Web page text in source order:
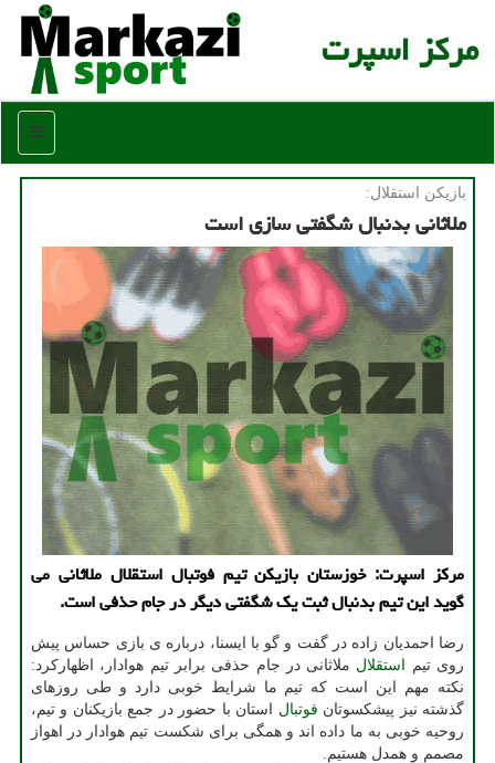
مركز اسپرت
منو
بازیكن استقلال:
ملاثانی بدنبال شگفتی سازی است
مرکز اسپرت: خوزستان بازیکن تیم فوتبال استقلال ملاثانی می
گوید این تیم بدنبال ثبت یک شگفتی دیگر در جام حذفی است.
رضا احمدیان زاده در گفت و گو با ایسنا، درباره ی بازی حساس پیش
روی تیم
استقلال ملاثانی در جام حذفی برابر تیم هوادار، اظهارکرد:
نکته مهم این است که تیم ما شرایط خوبی دارد و طی روزهای
گذشته نیز پیشکسوتان فوتبال استان با حضور در جمع بازیکنان و تیم،
روحیه خوبی به ما داده اند و همگی برای شکست تیم هوادار در اهواز
مصمم و همدل هستیم.